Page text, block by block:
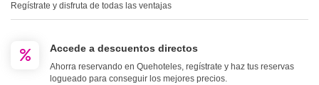
Regístrate y disfruta de todas las ventajas
Accede a descuentos directos
Ahorra reservando en Quehoteles, regístrate y haz tus reservas
logueado para conseguir los mejores precios.